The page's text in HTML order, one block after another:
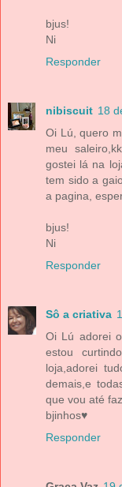
bjus!
Ni
Responder
nibiscuit 18
Oi Lú, quero
meu
gostei lá na
tem sido a
a pagina,
bjus!
Ni
Responder
Sô a criativa
Oi Lú adorei
estou
loja,adorei
demais,e
que vou até
bjinhos♥
Responder